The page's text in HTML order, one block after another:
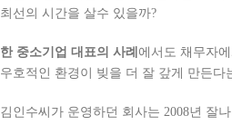
최선의 시간을 살수 있을까?
한 중소기업 대표의 사례 에서도 채무자
우호적인 환경이 빚을 더 잘 갚게 만든다
김인수씨가 운영하던 회사는 2008년 잘